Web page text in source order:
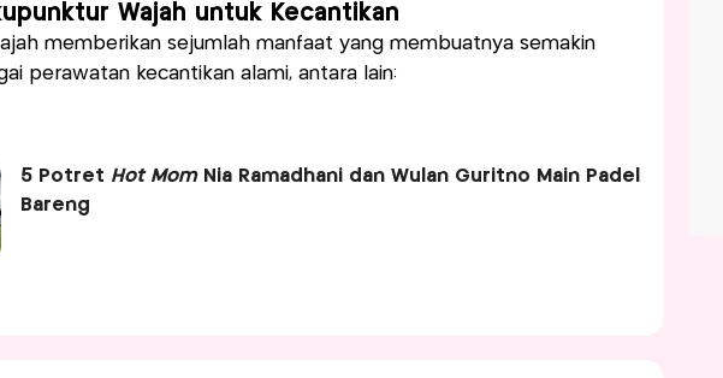
Wajah untuk Kecantikan
memberikan sejumlah manfaat yang membuatnya semakin
perawatan kecantikan alami, antara lain:
5 Potret Hot MomNia Ramadhani dan Wulan Guritno Main Padel
Bareng